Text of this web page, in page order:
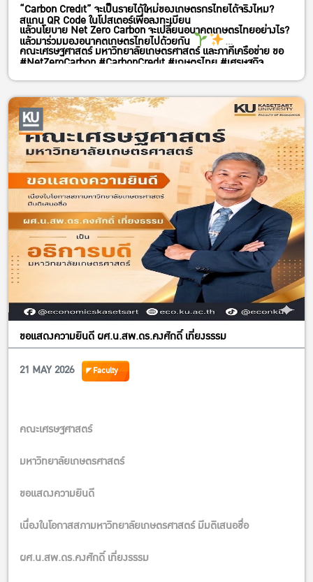
“Carbon Credit” จะเป็นรายได้ใหม่ของเกษตรกรไทยได้จริงไหม?
แล้วนโยบาย Net Zero Carbon จะเปลี่ยนอนาคตเกษตรไทยอย่างไร?
คณะเศรษฐศาสตร์ มหาวิทยาลัยเกษตรศาสตร์ และภาคีเครือข่าย ขอ
“การยกระดับรายได้เกษตรกรจากนโยบาย NET ZERO CARBON:
บทบาทของมหาวิทยาลัยเกษตรศาสตร์”
พบกับผู้กำหนดนโยบาย นักวิชาการ และผู้เชี่ยวชาญด้านคาร์บอน
เครดิต ที่จะมาร่วมถอดรหัสว่า
เกษตรกรไทยจะสร้างรายได้จากตลาด Carbon Credit ได้อย่างไร
ภาคเกษตรจะปรับตัวสู่เศรษฐกิจคาร์บอนต่ำแบบไหน
มหาวิทยาลัยเกษตรศาสตร์จะมีบทบาทอย่างไรในการขับเคลื่อน
อนาคตนี้
และ “คาร์บอน” จะกลายเป็นสินทรัพย์ใหม่ของเกษตรกรไทยได้
นี่ไม่ใช่แค่งานเสวนา
แต่นี่คือเวทีชวนคิดเรื่อง “รายได้ใหม่” ของเกษตรกรไทยในโลก Net
Zero
วันอังคารที่ 9 มิถุนายน 2569
เวลา 08.30–13.00 น.
เกษตรศาสตร์
สแกน QR Code ในโปสเตอร์เพื่อลงทะเบียน
แล้วมาร่วมมองอนาคตเกษตรไทยไปด้วยกัน
#NetZeroCarbon #CarbonCredit #เกษตรไทย #เศรษฐกิจ
คาร์บอนต่ำ #มหาวิทยาลัยเกษตรศาสตร์ #คณะเศรษฐศาสตร์KU
#ยกระดับรายได้เกษตรกร
ขอแสดงความยินดี ผศ.น.สพ.ดร.คงศักดิ์ เที่ยงรรรม
21 MAY 2026
Faculty
คณะเศรษฐศาสตร์
มหาวิทยาลัยเกษตรศาสตร์
ขอแสดงความยินดี
เนื่องในโอกาสสภามหาวิทยาลัยเกษตรศาสตร์ มีมติเสนอชื่อ
ผศ.น.สพ.ดร.คงศักดิ์ เที่ยงรรรม